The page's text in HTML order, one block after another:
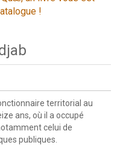
!
territorial au
ans, où il a occupé
celui de
publiques.